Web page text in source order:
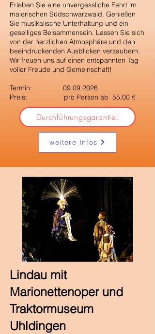
Erleben Sie eine unvergessliche Fahrt im
malerischen Südschwarzwald. Genießen
Sie musikalische Unterhaltung und ein
geselliges Beisammensein. Lassen Sie sich
von der herzlichen Atmosphäre und den
beeindruckenden Ausblicken verzaubern.
Wir freuen uns auf einen entspannten Tag
voller Freude und Gemeinschaft!
Termin: 09.09.2026
Preis: pro Person ab 55,00 €
Durchführungsgarantie!
weitere Infos
Lindau mit
Marionettenoper und
Traktormuseum
Uhldingen